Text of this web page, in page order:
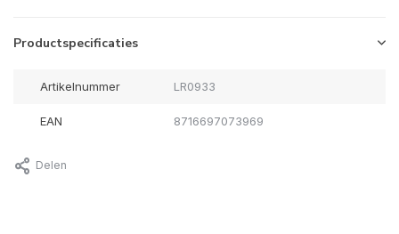
Productspecificaties
Artikelnummer LR0933
EAN 8716697073969
Delen